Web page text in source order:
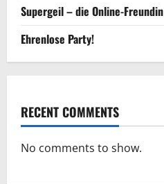
Supergeil – die Online-Freundin
Ehrenlose Party!
RECENT COMMENTS
No comments to show.